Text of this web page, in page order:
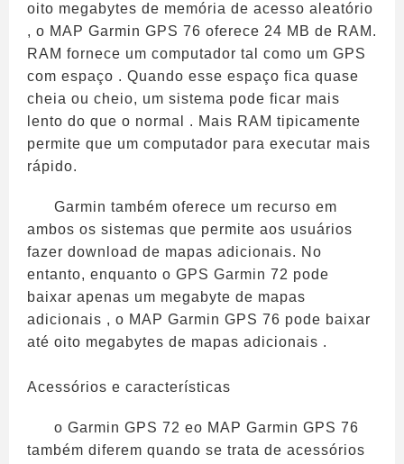
oito megabytes de memória de acesso aleatório
, o MAP Garmin GPS 76 oferece 24 MB de RAM.
RAM fornece um computador tal como um GPS
com espaço . Quando esse espaço fica quase
cheia ou cheio, um sistema pode ficar mais
lento do que o normal . Mais RAM tipicamente
permite que um computador para executar mais
rápido.
Garmin também oferece um recurso em
ambos os sistemas que permite aos usuários
fazer download de mapas adicionais. No
entanto, enquanto o GPS Garmin 72 pode
baixar apenas um megabyte de mapas
adicionais , o MAP Garmin GPS 76 pode baixar
até oito megabytes de mapas adicionais .
Acessórios e características
o Garmin GPS 72 eo MAP Garmin GPS 76
também diferem quando se trata de acessórios